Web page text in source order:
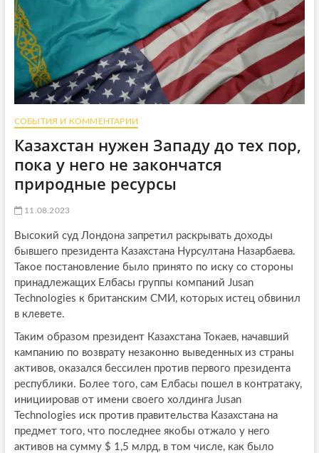
СОБЫТИЯ И КОММЕНТАРИИ
Казахстан нужен Западу до тех пор,
пока у него не закончатся
природные ресурсы
11.08.2023
Высокий суд Лондона запретил раскрывать доходы
бывшего президента Казахстана Нурсултана Назарбаева.
Такое постановление было принято по иску со стороны
принадлежащих Елбасы группы компаний Jusan
Technologies к британским СМИ, которых истец обвинил
в клевете.
Таким образом президент Казахстана Токаев, начавший
кампанию по возврату незаконно выведенных из страны
активов, оказался бессилен против первого президента
республики. Более того, сам Елбасы пошел в контратаку,
инициировав от имени своего холдинга Jusan
Technologies иск против правительства Казахстана на
предмет того, что последнее якобы отжало у него
активов на сумму $ 1,5 млрд, в том числе, как было